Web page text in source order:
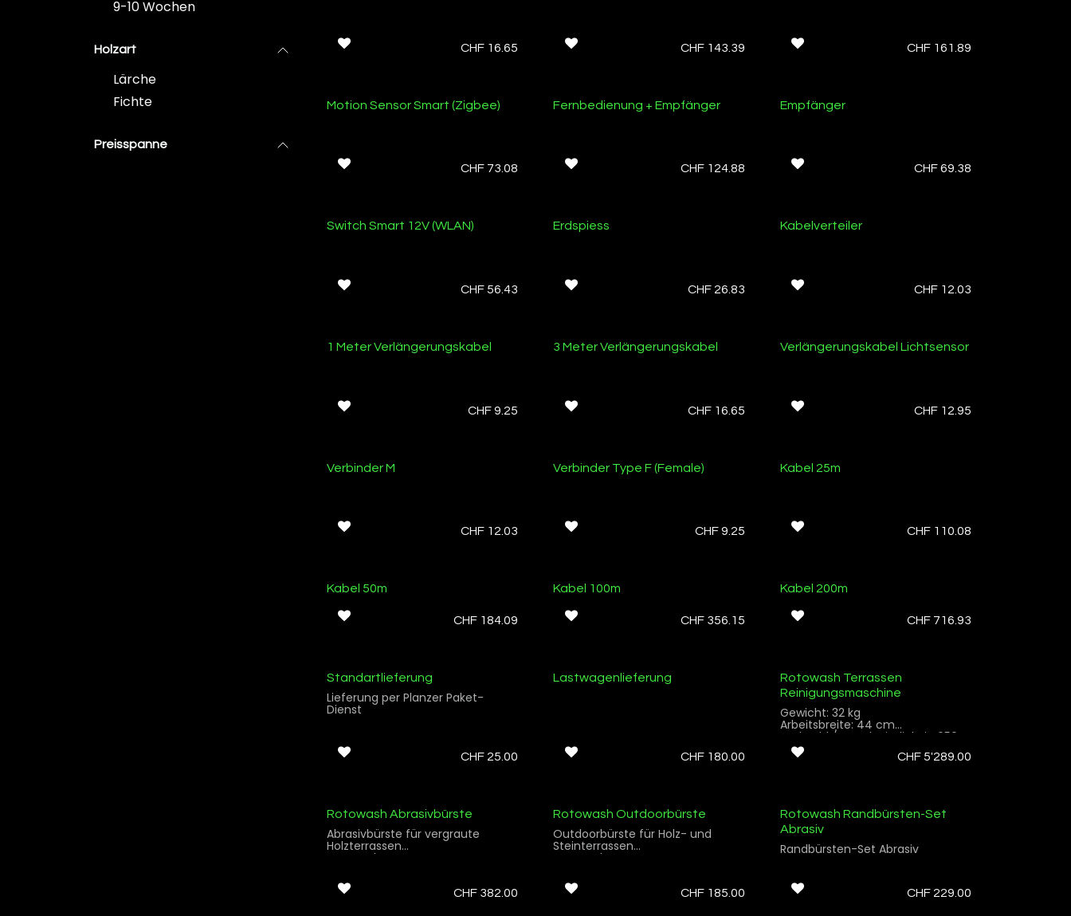
9-10 Wochen
Holzart
Lärche
Fichte
Preisspanne
CHF 16.65 CHF 143.39 CHF 161.89
Motion Sensor Smart (Zigbee)
CHF 73.08
Fernbedienung + Empfänger
CHF 124.88
Empfänger
CHF69.38
Ab Lager
Switch Smart 12V (WLAN)
CHF56.43
Erdspiess
CHF 26.83
Kabelverteiler
CHF 12.03
Ab Lager
1 Meter Verlängerungskabel
CHF9.25
Ab Lager
3 Meter Verlängerungskabel
CHF 16.65
Verlängerungskabel Lichtsensor
CHF 12.95
Ab Lager
Verbinder M
CHF 12.03
Ab Lager
Verbinder Type F (Female)
CHF9.25
Ab Lager
Kabel 25m
CHF 110.08
Ab Lager
Kabel 50m
CHF 184.09 Ab Lager
Kabel 100m
CHF 356.15 Ab Lager
Kabel 200m
CHF 716.93
Standartlieferung
Lieferung per Planzer Paket-
Dienst
CHF 25.00
Lastwagenlieferung
CHF 180.00
Rotowash Terrassen
Reinigungsmaschine
Gewicht: 32 kg
Arbeitsbreite: 44 cm
Drehzahl / Geschwindigkeit: 650
U/min
Gewicht: 32 kg
Leistung: 950 Watt
CHF5'289.00
Rotowash Abrasivbürste
Abrasivbürste für vergraute
Holzterrassen
Rotowash
CHF 382.00
Rotowash Outdoorbürste
Outdoorbürste für Holz- und
Steinterrassen
Rotowash
CHF 185.00
Rotowash Randbürsten-Set
Abrasiv
Randbürsten-Set Abrasiv
CHF 229.00